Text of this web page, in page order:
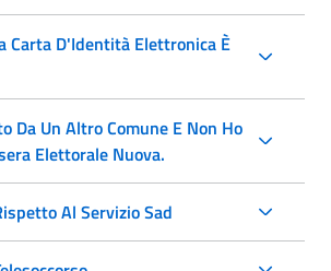
Carta D'Identità Elettronica È
Da Un Altro Comune E Non Ho
Elettorale Nuova.
Al Servizio Sad